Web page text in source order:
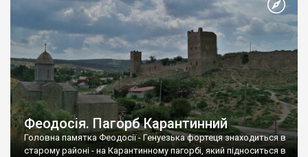
Феодосія. Пагорб Карантинний
Головна памятка Феодосії - Генуезька фортеця знаходиться в
старому районі - на Карантинному пагорбі, який підноситься в